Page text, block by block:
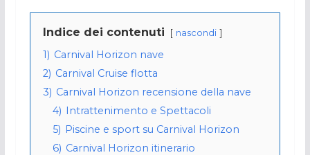
Indice dei contenuti nascondi
1) Carnival Horizon nave
2) Carnival Cruise flotta
3) Carnival Horizon recensione della nave
4) Intrattenimento e Spettacoli
5) Piscine e sport su Carnival Horizon
6) Carnival Horizon itinerario